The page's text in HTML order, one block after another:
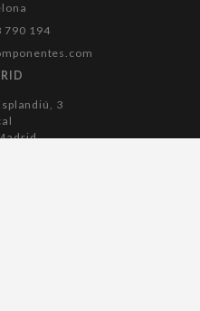
790 194
3